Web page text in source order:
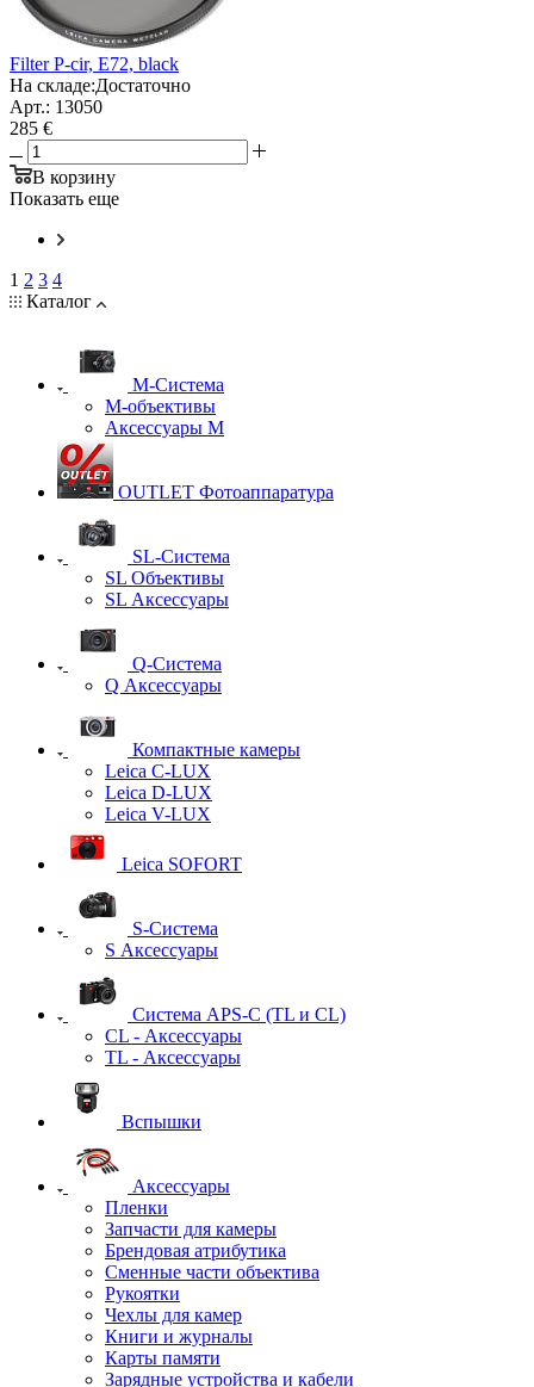
Filter P-cir, E72, black
На складе:Достаточно
Арт.: 13050
285 €
В корзину
Показать еще
1 2 3 4
Каталог
M-Система
М-объективы
Аксессуары М
OUTLET Фотоаппаратура
SL-Система
SL Объективы
SL Аксессуары
Q-Cистема
Q Аксессуары
Компактные камеры
Leica C-LUX
Leica D-LUX
Leica V-LUX
Leica SOFORT
S-Система
S Аксессуары
Система APS-C (TL и CL)
CL - Аксессуары
TL - Аксессуары
Вспышки
Аксессуары
Пленки
Запчасти для камеры
Брендовая атрибутика
Сменные части объектива
Рукоятки
Чехлы для камер
Книги и журналы
Карты памяти
Зарядные устройства и кабели